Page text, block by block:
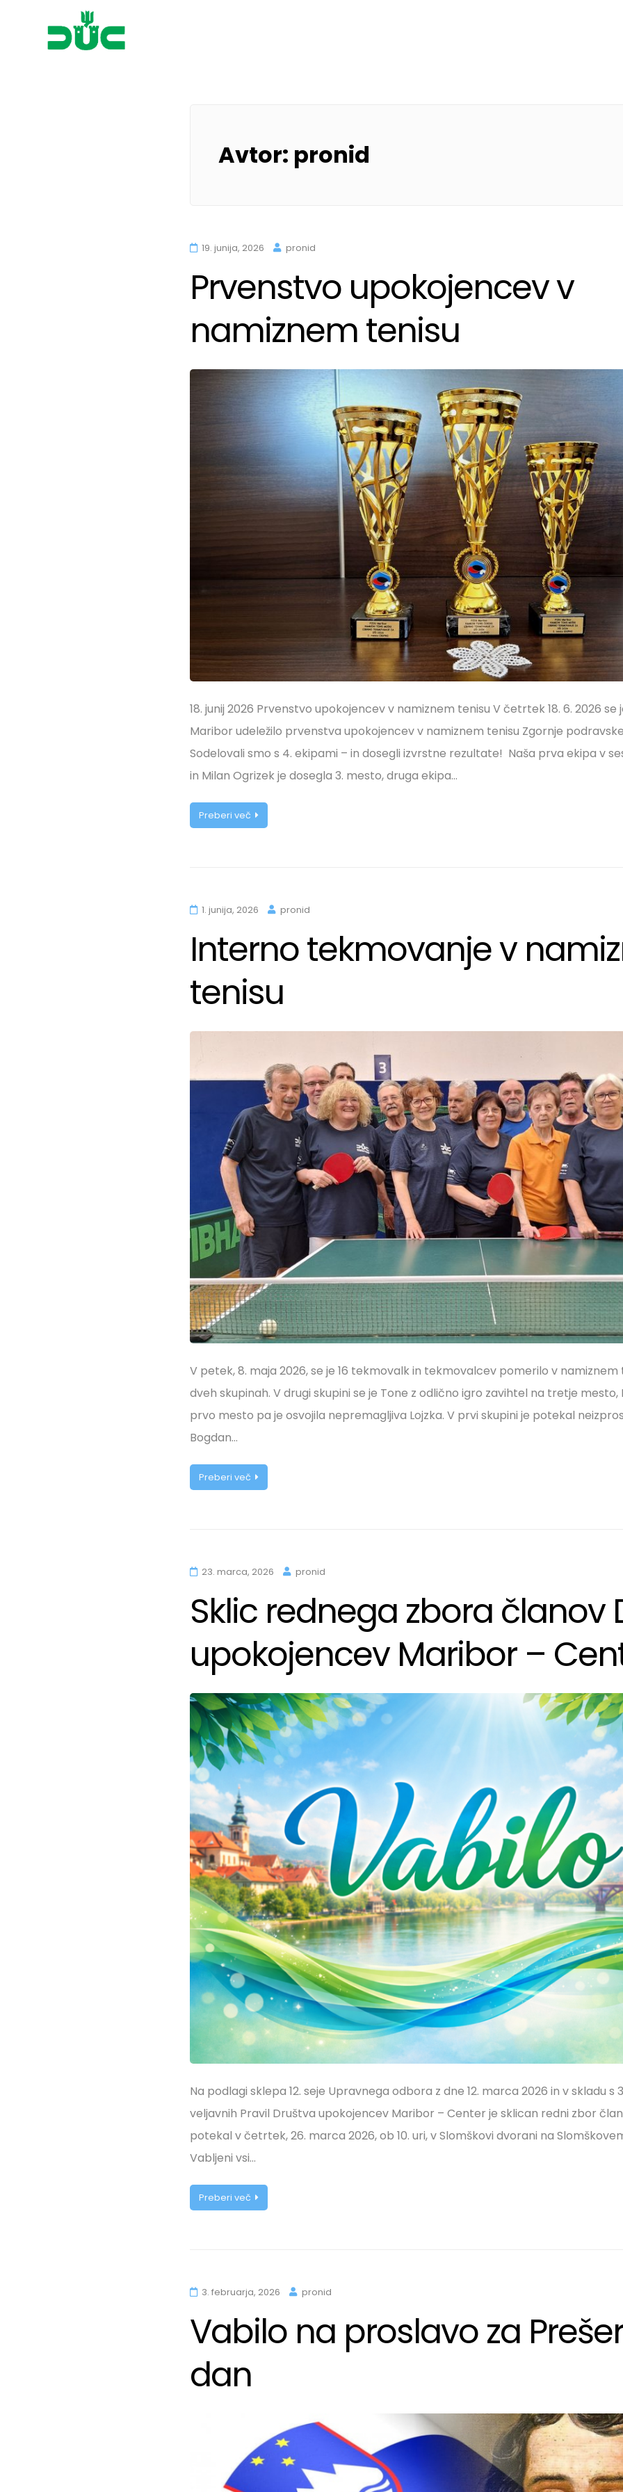
Društvo upokojencev Maribor-Center
Avtor: pronid
19. junija, 2026 pronid
Prvenstvo upokojencev v
namiznem tenisu
18. junij 2026 Prvenstvo upokojencev v namiznem tenisu V četrtek 18. 6. 2026
Maribor udeležilo prvenstva upokojencev v namiznem tenisu Zgornje
Sodelovali smo s 4. ekipami – in dosegli izvrstne rezultate! Naša prva ekipa v
in Milan Ogrizek je dosegla 3. mesto, druga ekipa…
Preberi več
1. junija, 2026 pronid
Interno tekmovanje v
tenisu
V petek, 8. maja 2026, se je 16 tekmovalk in tekmovalcev pomerilo v namiznem
dveh skupinah. V drugi skupini se je Tone z odlično igro zavihtel na tretje mesto,
prvo mesto pa je osvojila nepremagljiva Lojzka. V prvi skupini je potekal
Bogdan…
Preberi več
23. marca, 2026 pronid
Sklic rednega zbora članov
upokojencev Maribor –
Na podlagi sklepa 12. seje Upravnega odbora z dne 12. marca 2026 in v skladu s
veljavnih Pravil Društva upokojencev Maribor – Center je sklican redni zbor
potekal v četrtek, 26. marca 2026, ob 10. uri, v Slomškovi dvorani na
Vabljeni vsi…
Preberi več
3. februarja, 2026 pronid
Vabilo na proslavo za
dan